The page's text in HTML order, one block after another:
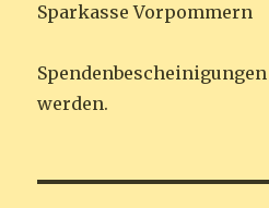
Sparkasse Vorpommern
werden.